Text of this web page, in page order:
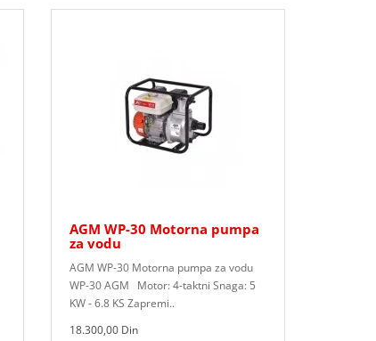
AGM WP-30 Motorna pumpa
za vodu
AGM WP-30 Motorna pumpa za vodu
WP-30 AGM Motor: 4-taktni Snaga: 5
KW - 6.8 KS Zapremi..
18.300,00 Din